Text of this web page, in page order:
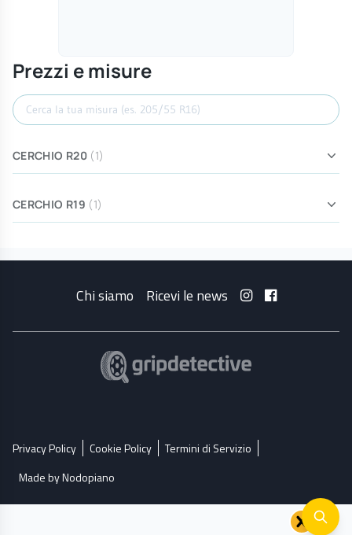
Prezzi e misure
Cerca misura
CERCHIO R20 (1)
CERCHIO R19 (1)
Chi siamo Ricevi le news
Privacy Policy Cookie Policy
Termini di Servizio
Made by Nodopiano